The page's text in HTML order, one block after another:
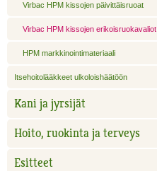
Virbac HPM kissojen päivittäisruoat
Virbac HPM kissojen erikoisruokavaliot
HPM markkinointimateriaali
Itsehoitolääkkeet ulkoloishäätöön
Kani ja jyrsijät
Hoito, ruokinta ja terveys
Esitteet